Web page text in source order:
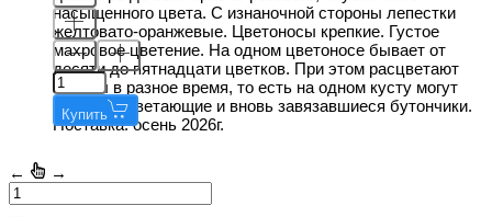
насыщенного цвета. С изнаночной стороны лепестки
желтовато-оранжевые. Цветоносы крепкие. Густое
махровое цветение. На одном цветоносе бывает от
десяти до пятнадцати цветков. При этом расцветают
бутоны в разное время, то есть на одном кусту могут
быть и отцветающие и вновь завязавшиеся бутончики.
Поставка: осень 2026г.
Купить
← →